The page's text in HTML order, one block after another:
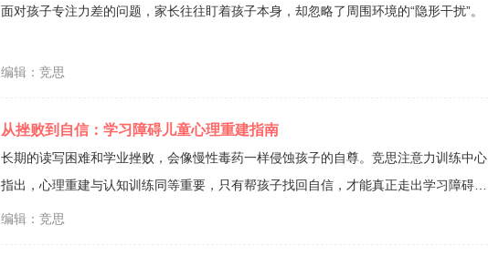
面对孩子专注力差的问题，家长往往盯着孩子本身，却忽略了周围环境的“隐形干扰”。
编辑：竞思
从挫败到自信：学习障碍儿童心理重建指南
长期的读写困难和学业挫败，会像慢性毒药一样侵蚀孩子的自尊。竞思注意力训练中心
指出，心理重建与认知训练同等重要，只有帮孩子找回自信，才能真正走出学习障碍的
阴霾。
编辑：竞思